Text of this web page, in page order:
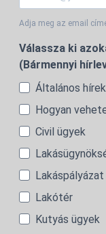
Adja meg az email
Válassza ki
(Bármennyi
Általános hírek
Hogyan
Civil ügyek
Lakáspályázat
Lakótér
Kutyás ügyek